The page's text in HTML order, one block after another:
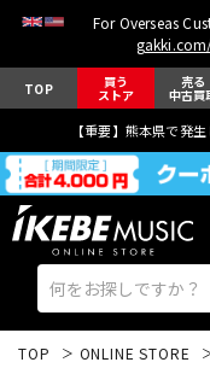
For Overseas
TOP 買う
ストア
売る
中古買
【重要】熊本県で発
TOP ONLINE STORE